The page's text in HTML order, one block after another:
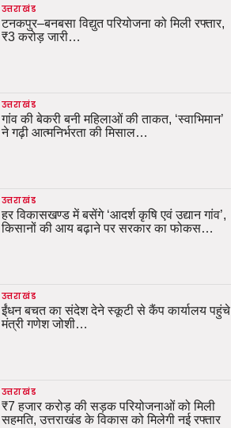
उत्तराखंड
टनकपुर–बनबसा विद्युत परियोजना को मिली रफ्तार,
₹3 करोड़ जारी…
उत्तराखंड
गांव की बेकरी बनी महिलाओं की ताकत, ‘स्वाभिमान’
ने गढ़ी आत्मनिर्भरता की मिसाल…
उत्तराखंड
हर विकासखण्ड में बसेंगे ‘आदर्श कृषि एवं उद्यान गांव’,
किसानों की आय बढ़ाने पर सरकार का फोकस…
उत्तराखंड
ईंधन बचत का संदेश देने स्कूटी से कैंप कार्यालय पहुंचे
मंत्री गणेश जोशी…
उत्तराखंड
₹7 हजार करोड़ की सड़क परियोजनाओं को मिली
सहमति, उत्तराखंड के विकास को मिलेगी नई रफ्तार